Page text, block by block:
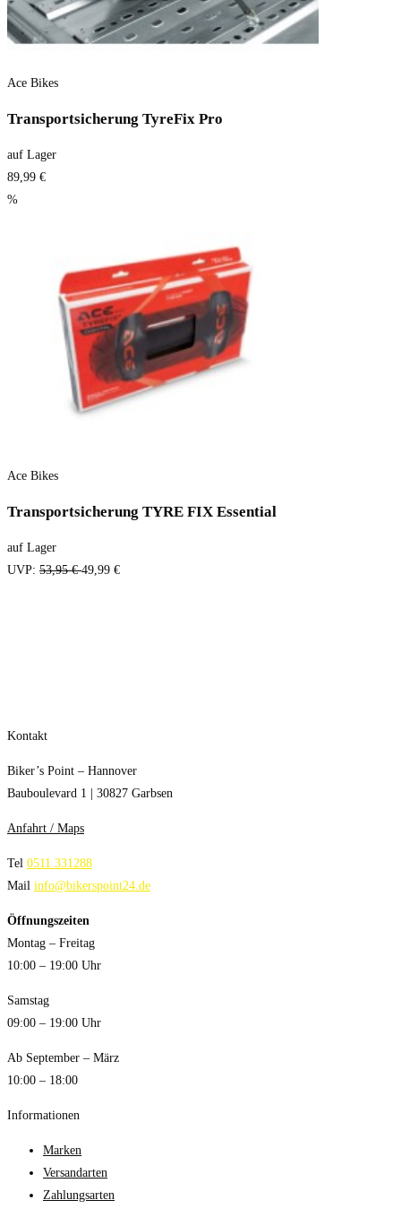
Ace Bikes
Transportsicherung TyreFix Pro
auf Lager
89,99 €
%
Ace Bikes
Transportsicherung TYRE FIX Essential
auf Lager
UVP: 53,95 € 49,99 €
Kontakt
Biker’s Point – Hannover
Bauboulevard 1 | 30827 Garbsen
Anfahrt / Maps
Tel 0511 331288
Mail info@bikerspoint24.de
Öffnungszeiten
Montag – Freitag
10:00 – 19:00 Uhr
Samstag
09:00 – 19:00 Uhr
Ab September – März
10:00 – 18:00
Informationen
Marken
Versandarten
Zahlungsarten